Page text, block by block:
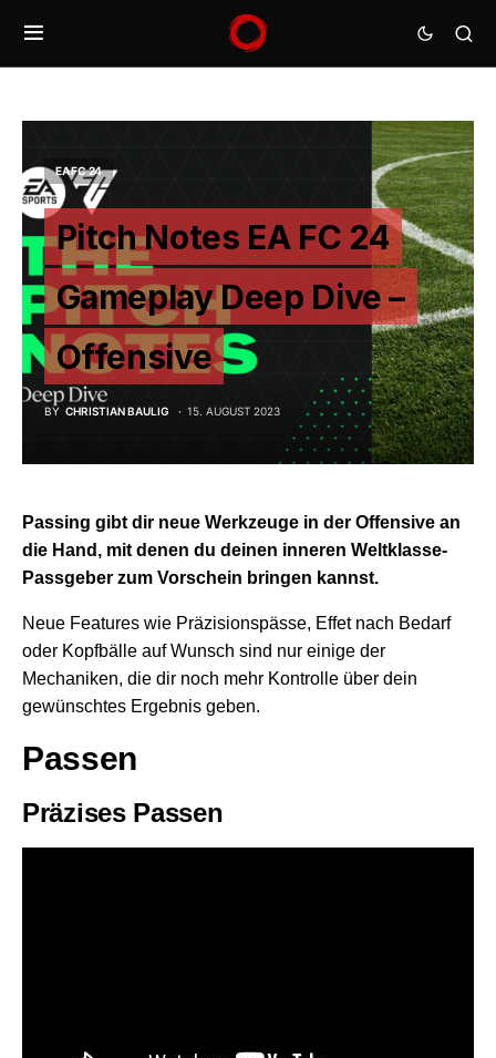
EA FC 24
Pitch Notes EA FC 24
Gameplay Deep Dive –
Offensive
BY CHRISTIAN BAULIG 15. AUGUST 2023
Passing gibt dir neue Werkzeuge in der Offensive an
die Hand, mit denen du deinen inneren Weltklasse-
Passgeber zum Vorschein bringen kannst.
Neue Features wie Präzisionspässe, Effet nach Bedarf
oder Kopfbälle auf Wunsch sind nur einige der
Mechaniken, die dir noch mehr Kontrolle über dein
gewünschtes Ergebnis geben.
Passen
Präzises Passen